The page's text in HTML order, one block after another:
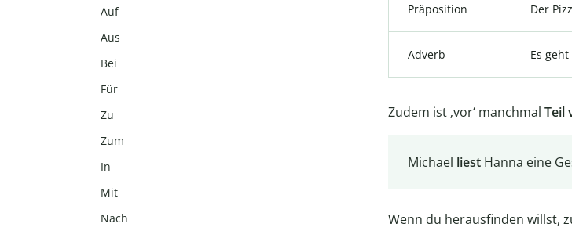
Präposition Der
Adverb Es
Zudem ist ‚vor‘ manchmal Teil
Michael liestHanna eine
Wenn du herausfinden willst,
Auf
Aus
Bei
Für
Zu
Zum
In
Mit
Nach